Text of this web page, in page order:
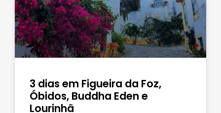
3 dias em Figueira da Foz,
Óbidos, Buddha Eden e
Lourinhã